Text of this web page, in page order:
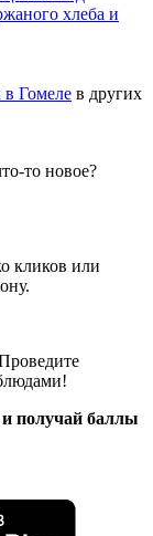
хлеба и
в Гомеле в других
то новое?
кликов или
получай баллы